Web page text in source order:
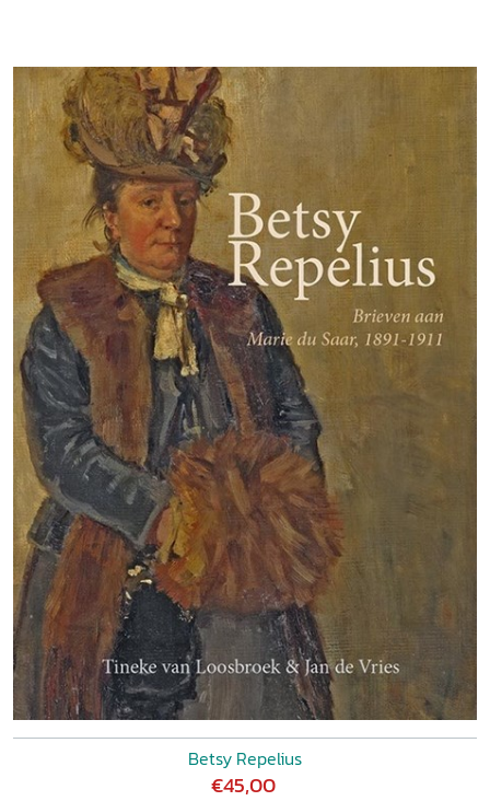
Betsy Repelius
€45,00